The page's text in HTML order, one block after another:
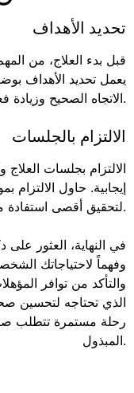
تحديد الأهداف
قبل بدء العلاج، من
يعمل تحديد الأهداف
الاتجاه الصحيح وزيادة فعاليته.
الالتزام بالجلسات
الالتزام بجلسات
إيجابية. حاول
لتحقيق أقصى استفادة من العلاج.
في النهاية، العثور
وفهماً لاحتياجاتك
والتأكد من توافر
الذي تحتاجه لتحسين
رحلة مستمرة تتطلب
المبذول.